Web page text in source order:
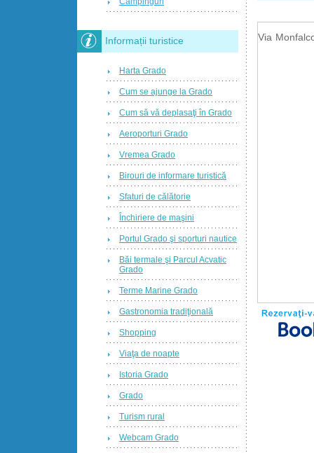
Via
Informații turistice
Harta Grado
Cum se ajunge la Grado
Cum să vă deplasaţi în Grado
Aeroporturi Grado
Vremea Grado
Birouri de informare turistică
Sfaturi de călătorie
Închiriere de maşini
Portul Grado şi sporturi nautice
Băi termale şi Parcul Acvatic
Grado
Terme Marine Grado
Gastronomia tradiţională
Shopping
Viaţa de noapte
Istoria Grado
Grado
Turism rural
Webcam Grado